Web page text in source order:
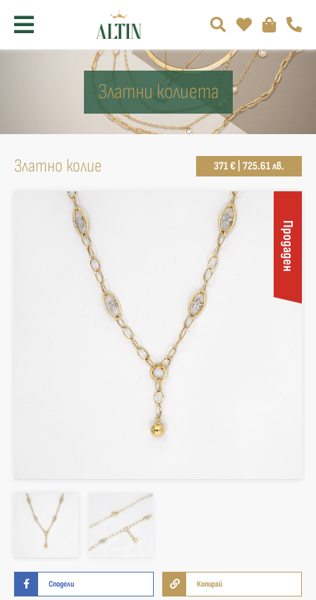
Златни колиета
Златно колие 371 € | 725.61 лв.
Продаден
Сподели Копирай